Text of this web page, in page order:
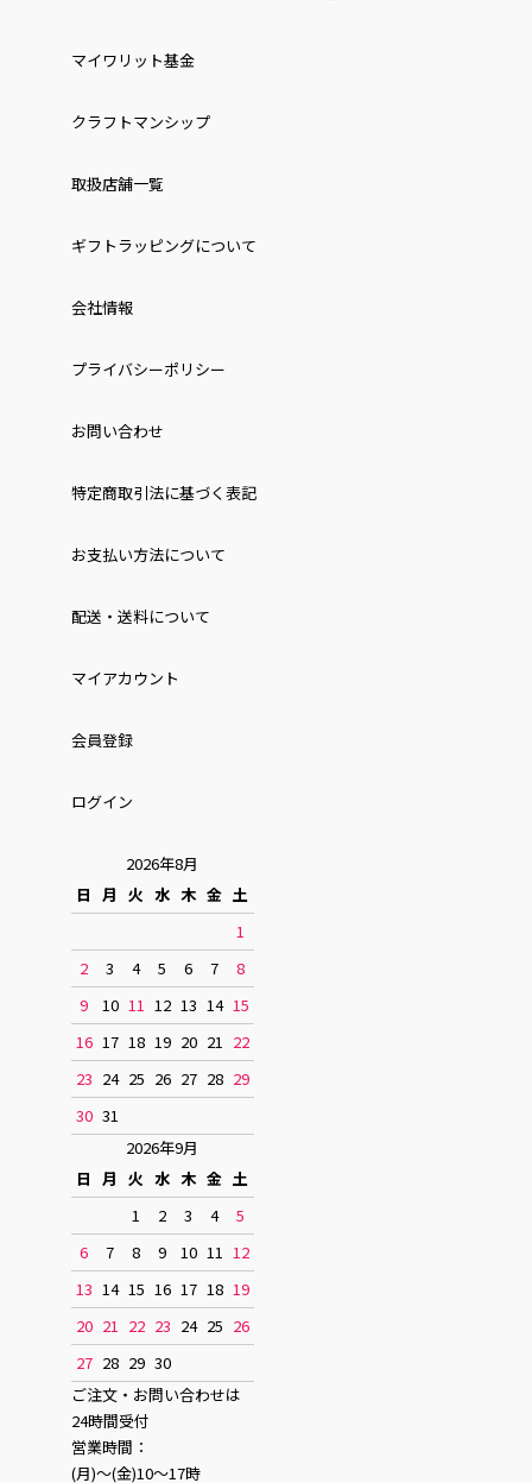
マイワリット基金
クラフトマンシップ
取扱店舗一覧
ギフトラッピングについて
会社情報
プライバシーポリシー
お問い合わせ
特定商取引法に基づく表記
お⽀払い⽅法について
配送・送料について
マイアカウント
会員登録
ログイン
2026年8月
日 月 火 水 木 金 土
1
2
3 4 5 6 7
8
9
10 11 12 13 14 15
16 17 18 19 20 21 22
23 24 25 26 27 28 29
30 31
2026年9月
日 月 火 水 木 金 土
1
2 3 4
5
6
7 8 9 10 11 12
13 14 15 16 17 18 19
20 21 22 23 24 25 26
27 28 29 30
ご注文・お問い合わせは
24時間受付
営業時間：
(月)〜(金)10〜17時